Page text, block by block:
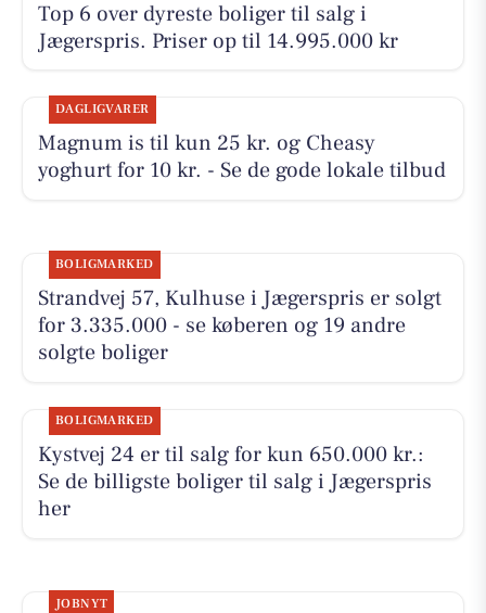
Top 6 over dyreste boliger til salg i
Jægerspris. Priser op til 14.995.000 kr
DAGLIGVARER
Magnum is til kun 25 kr. og Cheasy
yoghurt for 10 kr. - Se de gode lokale tilbud
BOLIGMARKED
Strandvej 57, Kulhuse i Jægerspris er solgt
for 3.335.000 - se køberen og 19 andre
solgte boliger
BOLIGMARKED
Kystvej 24 er til salg for kun 650.000 kr.:
Se de billigste boliger til salg i Jægerspris
her
JOBNYT